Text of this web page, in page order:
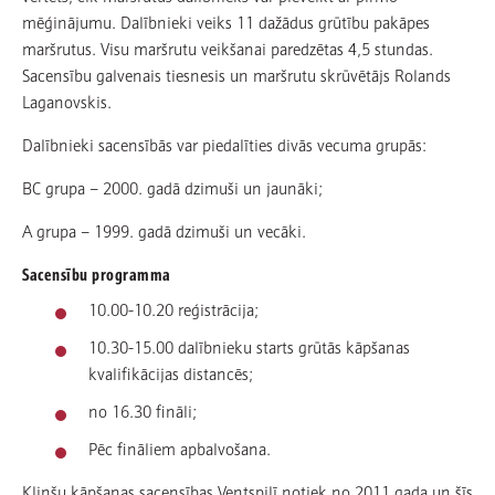
mēģinājumu. Dalībnieki veiks 11 dažādus grūtību pakāpes
maršrutus. Visu maršrutu veikšanai paredzētas 4,5 stundas.
Sacensību galvenais tiesnesis un maršrutu skrūvētājs Rolands
Laganovskis.
Dalībnieki sacensībās var piedalīties divās vecuma grupās:
BC grupa – 2000. gadā dzimuši un jaunāki;
A grupa – 1999. gadā dzimuši un vecāki.
Sacensību programma
10.00-10.20 reģistrācija;
10.30-15.00 dalībnieku starts grūtās kāpšanas
kvalifikācijas distancēs;
no 16.30 fināli;
Pēc fināliem apbalvošana.